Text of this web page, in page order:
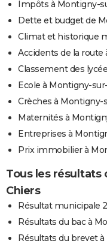
Impôts à Montigny-
Dette et budget de
Climat et historique
Accidents de la
Classement des
Ecole à Montigny-
Crèches à Montigny-
Maternités à
Entreprises à
Prix immobilier à
Tous les résultats
Chiers
Résultat municipale
Résultats du bac à
Résultats du brevet